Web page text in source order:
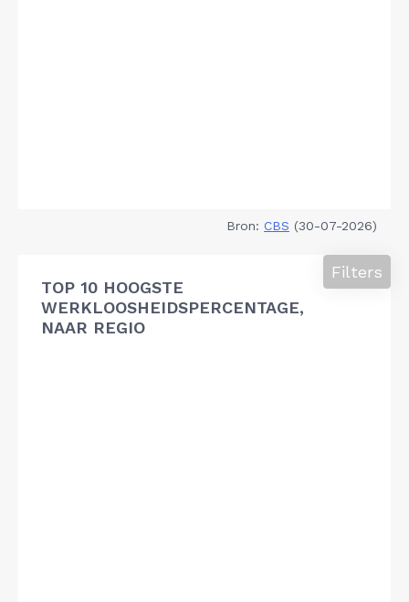
Bron: CBS (30-07-2026)
TOP 10 HOOGSTE
WERKLOOSHEIDSPERCENTAGE,
NAAR REGIO
Filters